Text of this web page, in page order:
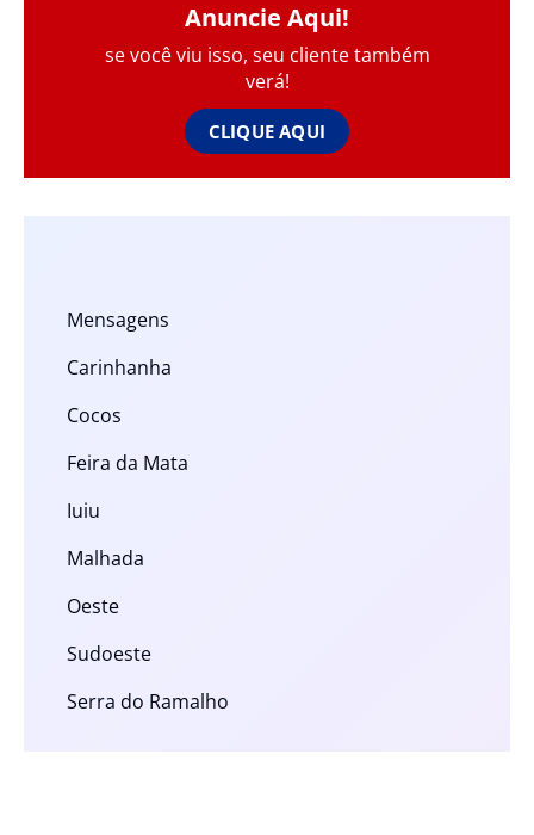
Anuncie Aqui!
se você viu isso, seu cliente também
verá!
CLIQUE AQUI
Mensagens
Carinhanha
Cocos
Feira da Mata
Iuiu
Malhada
Oeste
Sudoeste
Serra do Ramalho